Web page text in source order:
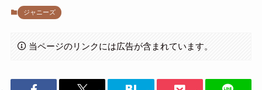
ジャニーズ
当ページのリンクには広告が含まれています。